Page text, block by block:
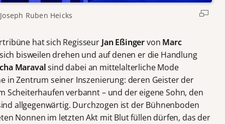
Ruben Heicks
hat sich Regisseur Jan Eßingervon Marc
bisweilen drehen und auf denen er die Handlung
Maravalsind dabei an mittelalterliche Mode
in Zentrum seiner Inszenierung: deren Geister der
Scheiterhaufen verbannt – und der eigene Sohn, den
allgegenwärtig. Durchzogen ist der Bühnenboden
Nonnen im letzten Akt mit Blut füllen dürfen, das der